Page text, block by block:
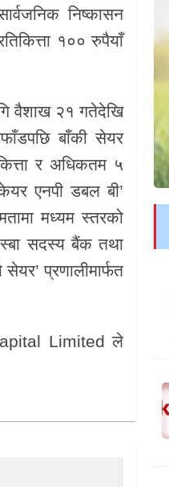
निष्कासन
१०० रुपैयाँ
वैशाख २१ गतेदेखि
बाँकी सेयर
र अधिकतम ५
एनपी डबल बी’
मध्यम स्तरको
सदस्य बैंक तथा
प्रणालीमार्फत
Limited ले